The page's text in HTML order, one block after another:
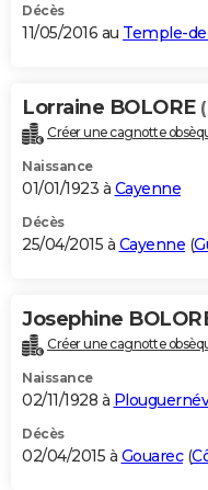
Décès
11/05/2016 au Temple-
Lorraine BOLORE
Créer une cagnotte
Naissance
01/01/1923 à Cayenne
Décès
25/04/2015 à Cayenne (
Josephine
Créer une cagnotte
Naissance
02/11/1928 à
Décès
02/04/2015 à Gouarec(